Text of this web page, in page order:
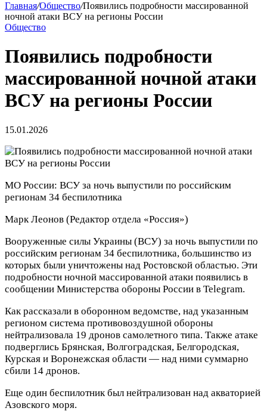
Главная/Общество/Появились подробности массированной
ночной атаки ВСУ на регионы России
Общество
Появились подробности
массированной ночной атаки
ВСУ на регионы России
15.01.2026
МО России: ВСУ за ночь выпустили по российским
регионам 34 беспилотника
Марк Леонов (Редактор отдела «Россия»)
Вооруженные силы Украины (ВСУ) за ночь выпустили по
российским регионам 34 беспилотника, большинство из
которых были уничтожены над Ростовской областью. Эти
подробности ночной массированной атаки появились в
сообщении Министерства обороны России в Telegram.
Как рассказали в оборонном ведомстве, над указанным
регионом система противовоздушной обороны
нейтрализовала 19 дронов самолетного типа. Также атаке
подверглись Брянская, Волгоградская, Белгородская,
Курская и Воронежская области — над ними суммарно
сбили 14 дронов.
Еще один беспилотник был нейтрализован над акваторией
Азовского моря.